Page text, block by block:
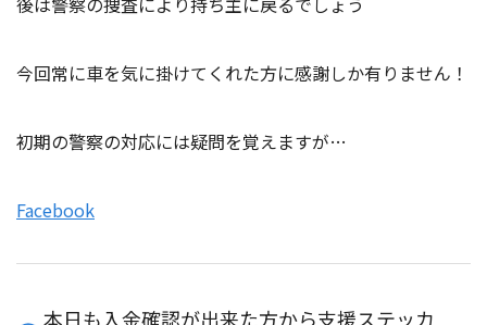
今回常に車を気に掛けてくれた方に感謝しか有りません！
初期の警察の対応には疑問を覚えますが…
Facebook
本日も入金確認が出来た方から支援ステッカ